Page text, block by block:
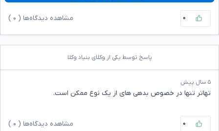
۰ مشاهده دیدگاه‌ها ( ۰
پاسخ توسط یکی از وکلای بنیاد وکلا
۵ سال پیش
تهاتر تنها در خصوص بدهی های از یک نوع ممکن است.
۰ مشاهده دیدگاه‌ها ( ۰